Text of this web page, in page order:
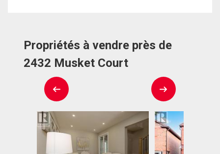
Propriétés à vendre près de
2432 Musket Court